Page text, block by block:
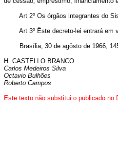
Art 2º Os órgãos integrantes do
Art 3º Êste decreto-lei entrará em
Brasília, 30 de agôsto de 1966;
H. CASTELLO BRANCO
Carlos Medeiros Silva
Octavio Bulhões
Roberto Campos
Este texto não substitui o publicado no